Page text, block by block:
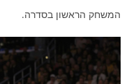
המשחק הראשון בסדרה.